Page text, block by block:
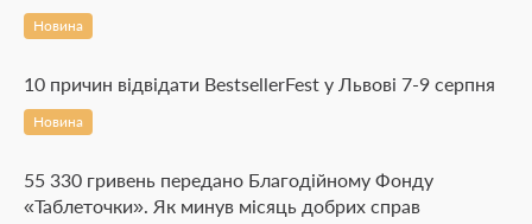
Новина
10 причин відвідати BestsellerFest у Львові 7-9 серпня
Новина
55 330 гривень передано Благодійному Фонду
«Таблеточки». Як минув місяць добрих справ